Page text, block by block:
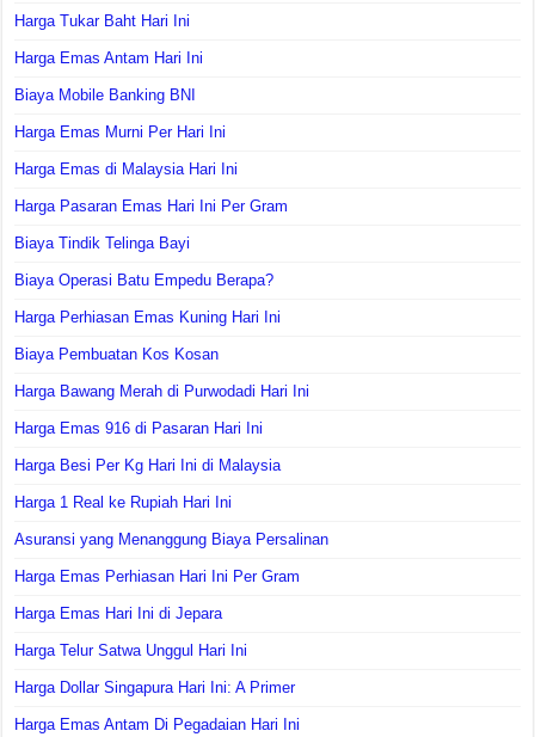
Harga Tukar Baht Hari Ini
Harga Emas Antam Hari Ini
Biaya Mobile Banking BNI
Harga Emas Murni Per Hari Ini
Harga Emas di Malaysia Hari Ini
Harga Pasaran Emas Hari Ini Per Gram
Biaya Tindik Telinga Bayi
Biaya Operasi Batu Empedu Berapa?
Harga Perhiasan Emas Kuning Hari Ini
Biaya Pembuatan Kos Kosan
Harga Bawang Merah di Purwodadi Hari Ini
Harga Emas 916 di Pasaran Hari Ini
Harga Besi Per Kg Hari Ini di Malaysia
Harga 1 Real ke Rupiah Hari Ini
Asuransi yang Menanggung Biaya Persalinan
Harga Emas Perhiasan Hari Ini Per Gram
Harga Emas Hari Ini di Jepara
Harga Telur Satwa Unggul Hari Ini
Harga Dollar Singapura Hari Ini: A Primer
Harga Emas Antam Di Pegadaian Hari Ini